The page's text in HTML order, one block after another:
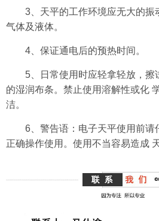
3、天平的工作环境应无大的振
气体及液体。
4、保证通电后的预热时间。
5、日常使用时应轻拿轻放，擦
的湿润布条。禁止使用溶解性或化
洁。
6、警告语：电子天平使用前请
正确操作使用。使用不当容易造成